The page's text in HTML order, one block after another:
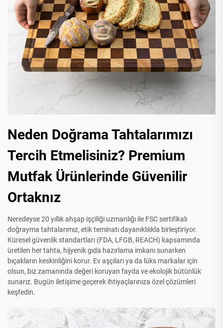
Neden Doğrama Tahtalarımızı
Tercih Etmelisiniz? Premium
Mutfak Ürünlerinde Güvenilir
Ortaknız
Neredeyse 20 yıllık ahşap işçiliği uzmanlığı ile FSC sertifikalı
doğrayma tahtalarımız, etik teminatı dayanıklılıkla birleştiriyor.
Küresel güvenlik standartları (FDA, LFGB, REACH) kapsamında
üretilen her tahta, hijyenik gıda hazırlama imkanı sunarken
bıçakların keskinliğini korur. Ev aşçıları ya da lüks markalar için
olsun, biz zamanında değeri koruyan fayda ve ekolojik bütünlük
sunarız. Bugün iletişime geçerek ihtiyaçlarınıza özel çözümleri
keşfedin.